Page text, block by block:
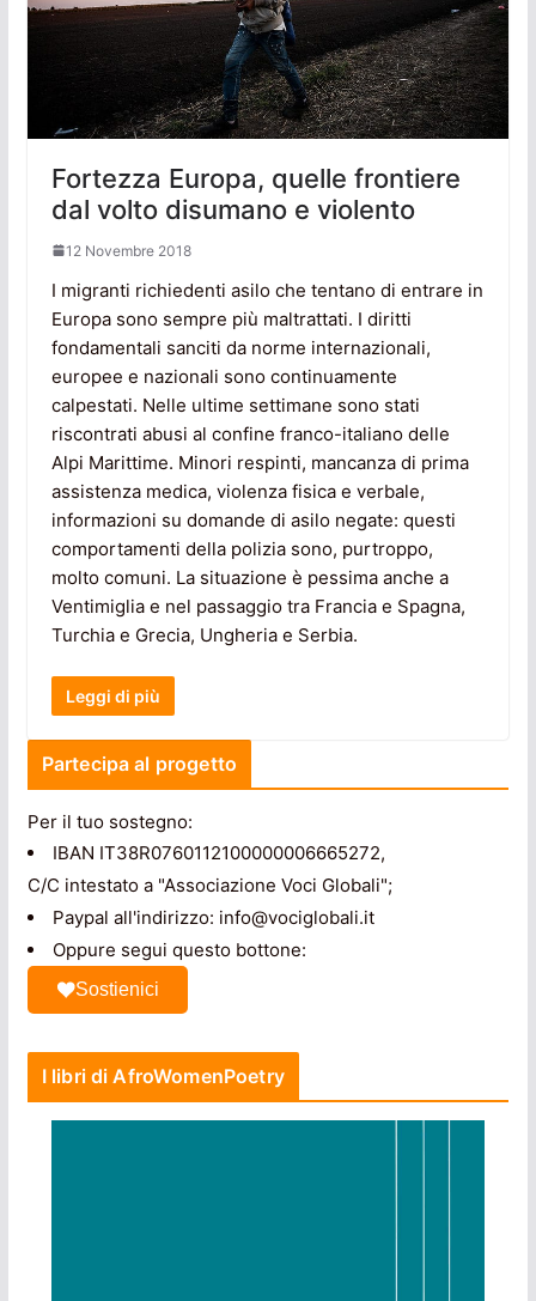
Fortezza Europa, quelle frontiere
dal volto disumano e violento
12 Novembre 2018
I migranti richiedenti asilo che tentano di entrare in
Europa sono sempre più maltrattati. I diritti
fondamentali sanciti da norme internazionali,
europee e nazionali sono continuamente
calpestati. Nelle ultime settimane sono stati
riscontrati abusi al confine franco-italiano delle
Alpi Marittime. Minori respinti, mancanza di prima
assistenza medica, violenza fisica e verbale,
informazioni su domande di asilo negate: questi
comportamenti della polizia sono, purtroppo,
molto comuni. La situazione è pessima anche a
Ventimiglia e nel passaggio tra Francia e Spagna,
Turchia e Grecia, Ungheria e Serbia.
Leggi di più
Partecipa al progetto
Per il tuo sostegno:
IBAN IT38R0760112100000006665272,
C/C intestato a "Associazione Voci Globali";
Paypal all'indirizzo: info@vociglobali.it
Oppure segui questo bottone:
Sostienici
I libri di AfroWomenPoetry